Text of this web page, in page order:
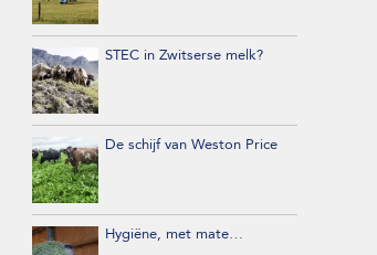
STEC in Zwitserse melk?
De schijf van Weston Price
Hygiëne, met mate…